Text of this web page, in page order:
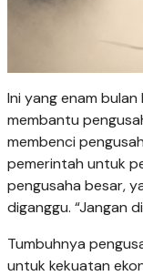
Ini yang enam
membantu
membenci
pemerintah untuk
pengusaha besar,
diganggu. “Jangan
Tumbuhnya
untuk kekuatan